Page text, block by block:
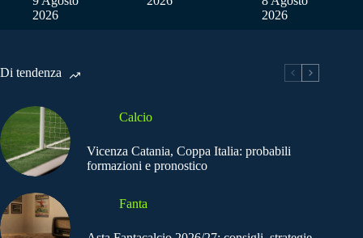
2026
2026
Di tendenza
Calcio
Vicenza Catania, Coppa Italia: probabili
formazioni e pronostico
Fanta